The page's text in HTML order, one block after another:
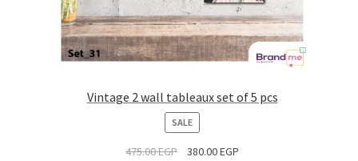
Vintage 2 wall tableaux set of 5 pcs
SALEPRODUCT
ON
SALE
475.00EGP 380.00EGP